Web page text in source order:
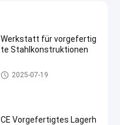
Werkstatt für vorgefertig
te Stahlkonstruktionen
Stahlkonstruktionslager
2025-07-19
CE Vorgefertigtes Lagerh